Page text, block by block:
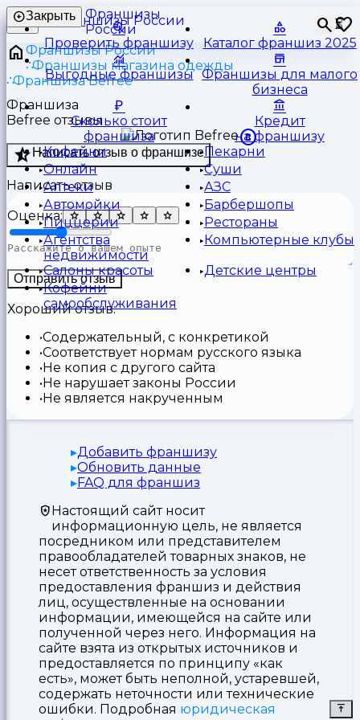
Франшизы
России
⏳
Закрыть
Проверить франшизу Каталог франшиз 2025
Выгодные франшизы Франшизы для малого
бизнеса
Сколько стоит
франшиза
Кредит
на франшизу
Кофейни
Пекарни
Онлайн
Суши
Аптеки
АЗС
Автомойки
Барбершопы
Пиццерии
Рестораны
Агентства
недвижимости
Компьютерные клубы
Салоны красоты
Детские центры
Кофейни
самообслуживания
Франшизы России
Франшизы магазина одежды
Франшиза Befree
Франшиза
Befree отзывы
Написать отзыв о франшизе
Написать отзыв
Оценка:
Отправить отзыв
Хороший отзыв:
Содержательный, с конкретикой
Соответствует нормам русского языка
Не копия с другого сайта
Не нарушает законы России
Не является накрученным
Добавить франшизу
Обновить данные
FAQ для франшиз
Настоящий сайт носит
информационную цель, не является
посредником или представителем
правообладателей товарных знаков, не
несет ответственность за условия
предоставления франшиз и действия
лиц, осуществленные на основании
информации, имеющейся на сайте или
полученной через него. Информация на
сайте взята из открытых источников и
предоставляется по принципу «как
есть», может быть неполной, устаревшей,
содержать неточности или технические
ошибки. Подробная юридическая